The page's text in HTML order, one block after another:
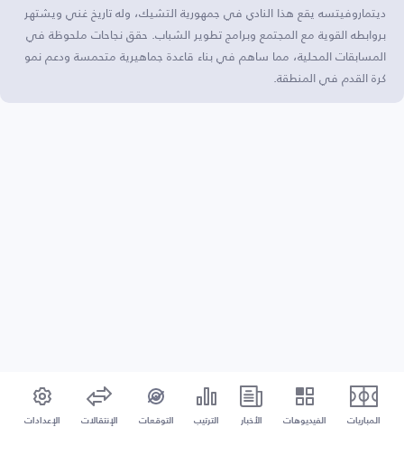
ديتماروفيتسه يقع هذا النادي في جمهورية التشيك، وله تاريخ غني ويشتهر
بروابطه القوية مع المجتمع وبرامج تطوير الشباب. حقق نجاحات ملحوظة في
المسابقات المحلية، مما ساهم في بناء قاعدة جماهيرية متحمسة ودعم نمو
كرة القدم في المنطقة.
المباريات الفيديوهات الأخبار الترتيب التوقعات الإنتقالات الإعدادات